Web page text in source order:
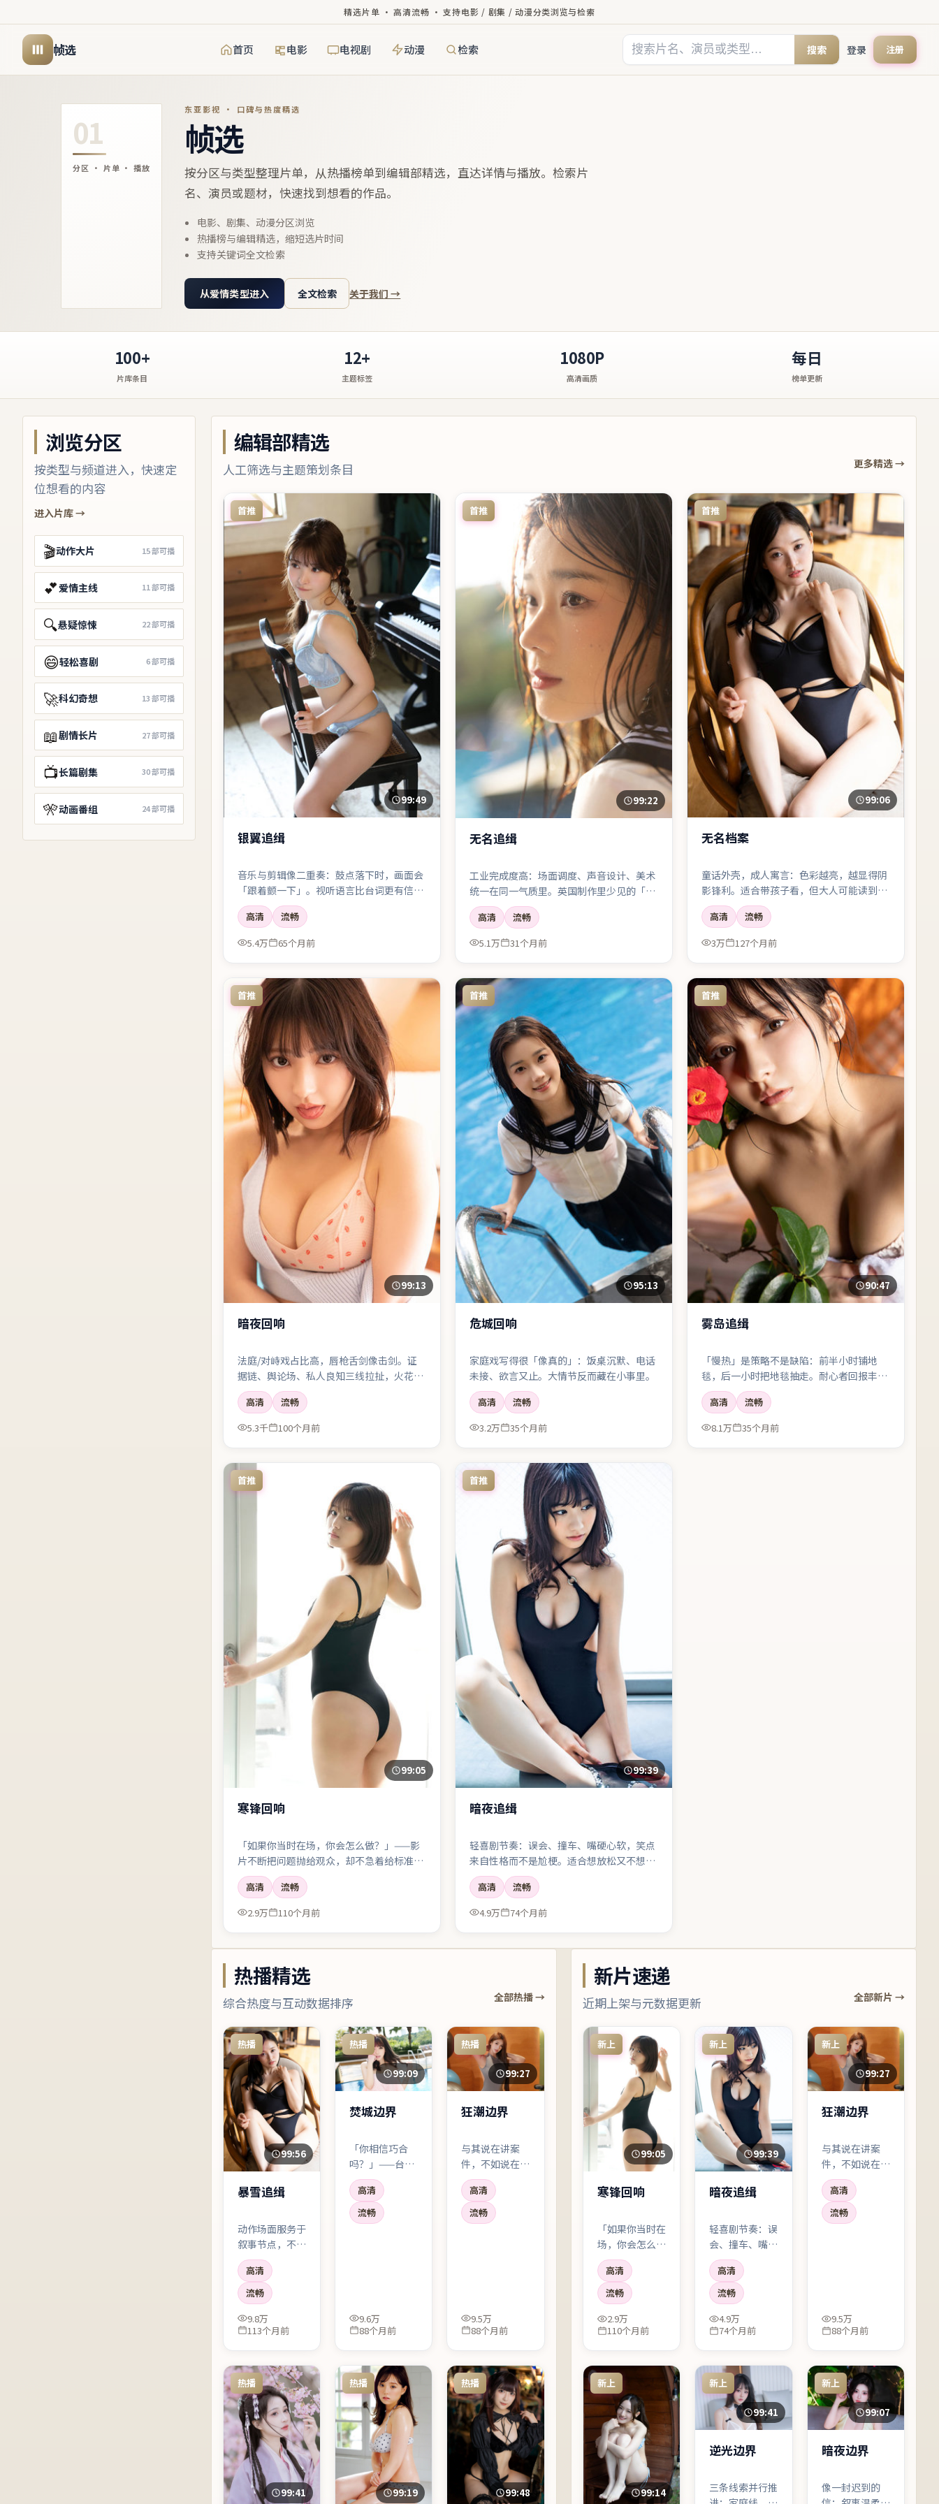
精选片单 · 高清流畅 · 支持电影 / 剧集 / 动漫分类浏览与检索
帧选 首页 电影 电视剧 动漫 检索 搜索 登录 注册
01
分区 · 片单 · 播放
东亚影视 · 口碑与热度精选
帧选
按分区与类型整理片单，从热播榜单到编辑部精选，直达详情与播放。检索片
名、演员或题材，快速找到想看的作品。
电影、剧集、动漫分区浏览
热播榜与编辑精选，缩短选片时间
支持关键词全文检索
从爱情类型进入 全文检索 关于我们 →
100+
片库条目
12+
主题标签
1080P
高清画质
每日
榜单更新
浏览分区
按类型与频道进入，快速定
位想看的内容
进入片库 →
🎬动作大片 15部可播
💕爱情主线 11部可播
🔍悬疑惊悚 22部可播
😄轻松喜剧 6部可播
🚀科幻奇想 13部可播
📖剧情长片 27部可播
📺长篇剧集 30部可播
🎌动画番组 24部可播
编辑部精选
人工筛选与主题策划条目 更多精选 →
首推
99:49
银翼追缉
音乐与剪辑像二重奏：鼓点落下时，画面会
「跟着颤一下」。视听语言比台词更有信息
量。
高清 流畅
5.4万 65个月前
首推
99:22
无名追缉
工业完成度高：场面调度、声音设计、美术
统一在同一气质里。英国制作里少见的「整
体感」。
高清
流畅
5.1万
31个月前
首推
99:06
无名档案
童话外壳，成人寓言：色彩越亮，越显得阴
影锋利。适合带孩子看，但大人可能读到的
更多。
高清 流畅
3万 127个月前
首推
99:13
暗夜回响
法庭/对峙戏占比高，唇枪舌剑像击剑。证
据链、舆论场、私人良知三线拉扯，火花四
溅。
高清
流畅
5.3千
100个月前
首推
95:13
危城回响
家庭戏写得很「像真的」：饭桌沉默、电话
未接、欲言又止。大情节反而藏在小事里。
高清
流畅
3.2万
35个月前
首推
90:47
雾岛追缉
「慢热」是策略不是缺陷：前半小时铺地
毯，后一小时把地毯抽走。耐心者回报丰
厚。
高清
流畅
8.1万
35个月前
首推
99:05
寒锋回响
「如果你当时在场，你会怎么做？」——影
片不断把问题抛给观众，却不急着给标准答
案。
高清
流畅
2.9万
110个月前
首推
99:39
暗夜追缉
轻喜剧节奏：误会、撞车、嘴硬心软，笑点
来自性格而不是尬梗。适合想放松又不想看
无脑片的观众。
高清
流畅
4.9万
74个月前
热播精选
综合热度与互动数据排序 全部热播 →
热播
99:56
暴雪追缉
动作场面服务于
叙事节点，不是
为了炫而炫。伤
痕会留下来，人
物也会因此改
变。
高清
流畅
9.8万
113个月前
热播
99:09
焚城边界
「你相信巧合
吗？」——台词
像钉子一样钉进
剧情。韩国语境
下的社会细节很
扎实，配角也不
高清
流畅
9.6万
88个月前
热播
99:27
狂潮边界
与其说在讲案
件，不如说在讲
「人为什么会对
自己撒谎」。宁
浩把叙事压得很
低，像深夜电
高清
流畅
9.5万
88个月前
热播
99:41
热播
99:19
热播
99:48
新片速递
近期上架与元数据更新 全部新片 →
新上
99:05
寒锋回响
「如果你当时在
场，你会怎么
做？」——影片
不断把问题抛给
观众，却不急着
给标准答案。
高清
流畅
2.9万
110个月前
新上
99:39
暗夜追缉
轻喜剧节奏：误
会、撞车、嘴硬
心软，笑点来自
性格而不是尬
梗。适合想放松
又不想看无脑片
的观众。
高清
流畅
4.9万
74个月前
新上
99:27
狂潮边界
与其说在讲案
件，不如说在讲
「人为什么会对
自己撒谎」。宁
浩把叙事压得很
低，像深夜电
高清
流畅
9.5万
88个月前
新上
99:14
新上
99:41
逆光边界
三条线索并行推
新上
99:07
暗夜边界
像一封迟到的